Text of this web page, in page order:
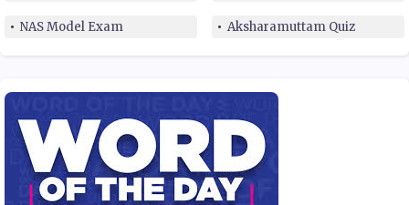
NAS Model Exam Aksharamuttam Quiz